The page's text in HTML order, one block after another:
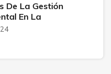
De La Gestión
En La